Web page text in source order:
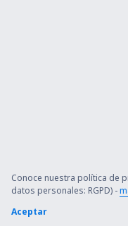
Conoce nuestra política de
datos personales: RGPD) -
Aceptar